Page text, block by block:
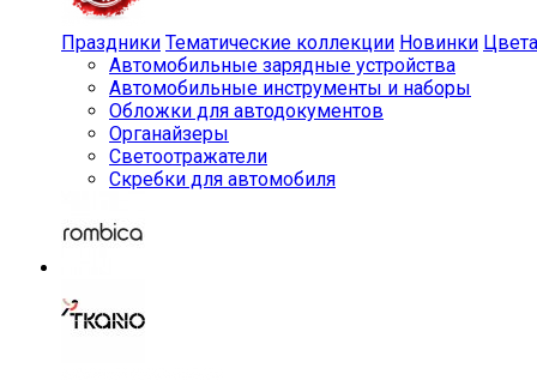
Праздники Тематические коллекции Новинки Цвета
Автомобильные зарядные устройства
Автомобильные инструменты и наборы
Обложки для автодокументов
Органайзеры
Светоотражатели
Скребки для автомобиля